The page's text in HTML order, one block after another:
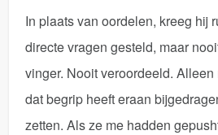
In plaats van oordelen, kreeg hij
directe vragen gesteld, maar
vinger. Nooit veroordeeld.
dat begrip heeft eraan
zetten. Als ze me hadden